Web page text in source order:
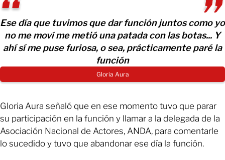
Ese día que tuvimos que dar función juntos como yo
no me moví me metió una patada con las botas... Y
ahí sí me puse furiosa, o sea, prácticamente paré la
función
Gloria Aura
Gloria Aura señaló que en ese momento tuvo que parar
su participación en la función y llamar a la delegada de la
Asociación Nacional de Actores, ANDA, para comentarle
lo sucedido y tuvo que abandonar ese día la función.